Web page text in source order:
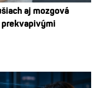
aj mozgová